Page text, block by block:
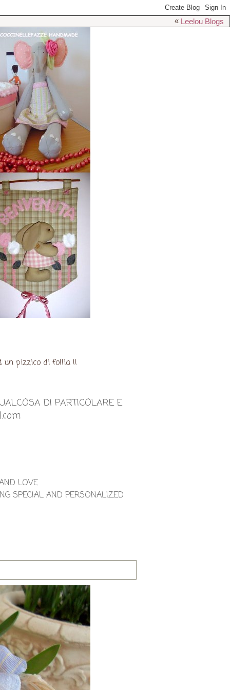
« Leelou Blogs
pizzico di follia !!
DI PARTICOLARE E
LOVE
SPECIAL AND PERSONALIZED